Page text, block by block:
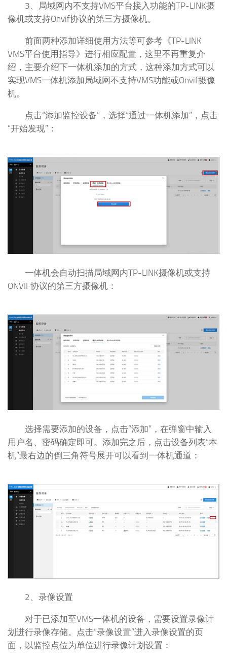
3、局域网内不支持VMS平台接入功能的TP-LINK摄
像机或支持Onvif协议的第三方摄像机。
前面两种添加详细使用方法等可参考《TP-LINK
VMS平台使用指导》进行相应配置，这里不再重复介
绍，主要介绍下一体机添加的方式，这种添加方式可以
实现VMS一体机添加局域网不支持VMS功能或Onvif摄像
机。
点击“添加监控设备”，选择“通过一体机添加”，点击
“开始发现”：
一体机会自动扫描局域网内TP-LINK摄像机或支持
ONVIF协议的第三方摄像机：
选择需要添加的设备，点击“添加”，在弹窗中输入
用户名、密码确定即可。添加完之后，点击设备列表“本
机”最右边的倒三角符号展开可以看到一体机通道：
2、录像设置
对于已添加至VMS一体机的设备，需要设置录像计
划进行录像存储。点击“录像设置”进入录像设置的页
面，以监控点位为单位进行录像计划设置：